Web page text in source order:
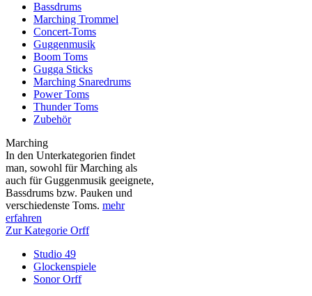
Bassdrums
Marching Trommel
Concert-Toms
Guggenmusik
Boom Toms
Gugga Sticks
Marching Snaredrums
Power Toms
Thunder Toms
Zubehör
Marching
In den Unterkategorien findet
man, sowohl für Marching als
auch für Guggenmusik geeignete,
Bassdrums bzw. Pauken und
verschiedenste Toms. mehr
erfahren
Zur Kategorie Orff
Studio 49
Glockenspiele
Sonor Orff